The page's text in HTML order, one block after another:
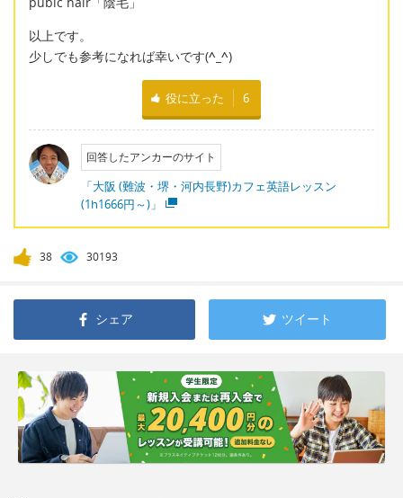
以上です。
少しでも参考になれば幸いです(^_^)
役に立った 6
回答したアンカーのサイト
「大阪 (難波・堺・河内長野)カフェ英語レッスン
(1h1666円～)」
38 30193
シェア ツイート